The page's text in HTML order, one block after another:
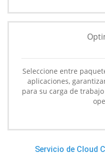
Seleccione entre
aplicaciones,
para su carga de
Servicio de Cloud